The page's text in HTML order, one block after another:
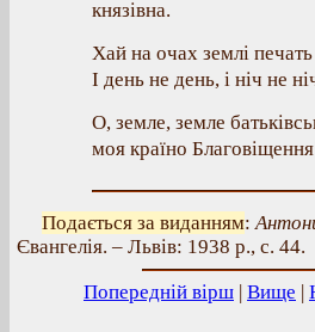
князівна.
Хай на очах землі
І день не день, і ніч не
О, земле, земле
моя країно
Подається за виданням:
Євангелія. – Львів: 1938 р., с. 44.
Попередній вірш | Вище |